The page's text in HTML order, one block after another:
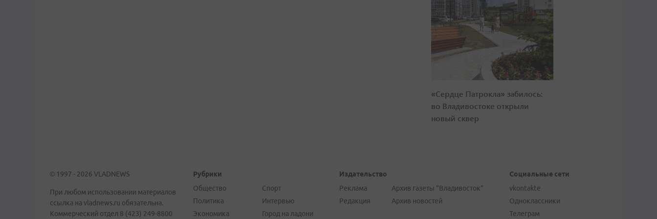
«Сердце Патрокла» забилось:
во Владивостоке открыли
новый сквер
© 1997 - 2026 VLADNEWS
При любом использовании материалов
ссылка на vladnews.ru обязательна.
Коммерческий отдел 8 (423) 249-8800
Рубрики
Общество
Политика
Экономика
Спорт
Интервью
Город на ладони
Издательство
Реклама
Редакция
Архив газеты "Владивосток"
Архив новостей
Социальные сети
vkontakte
Одноклассники
Телеграм